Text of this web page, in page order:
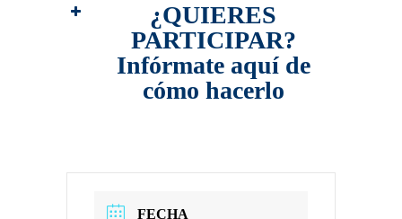
¿QUIERES
PARTICIPAR?
Infórmate aquí de
cómo hacerlo
FECHA